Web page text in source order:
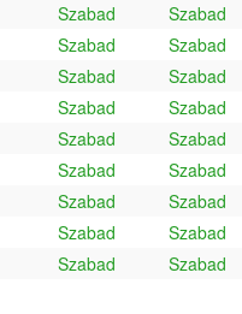
Szabad
Szabad
Szabad
Szabad
Szabad
Szabad
Szabad
Szabad
Szabad
Szabad
Szabad
Szabad
Szabad
Szabad
Szabad
Szabad
Szabad
Szabad